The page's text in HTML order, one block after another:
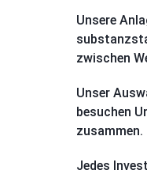
Unsere
zwischen
Unser
besuchen
zusammen.
Jedes